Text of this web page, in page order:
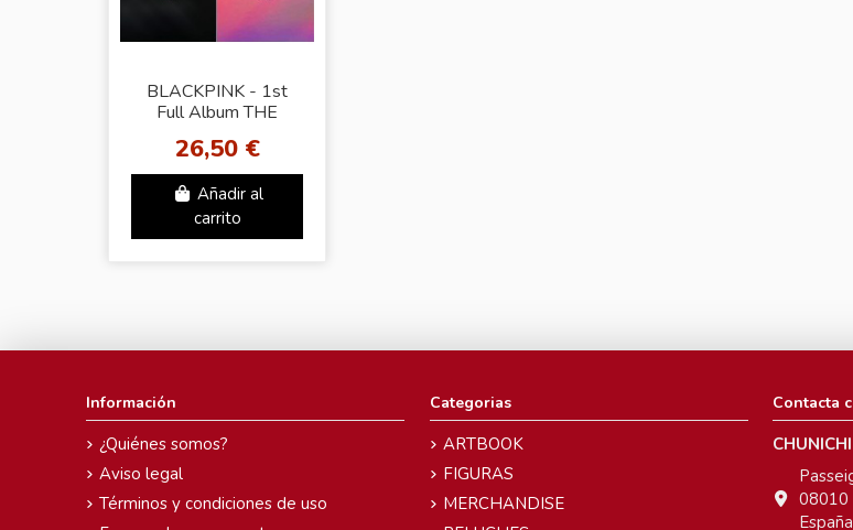
BLACKPINK - 1st
Full Album THE
Ver.)
26,50 €
Añadir al
carrito
Información
¿Quiénes somos?
Aviso legal
Términos y condiciones de uso
Categorias
ARTBOOK
FIGURAS
MERCHANDISE
Contacta
08010
España